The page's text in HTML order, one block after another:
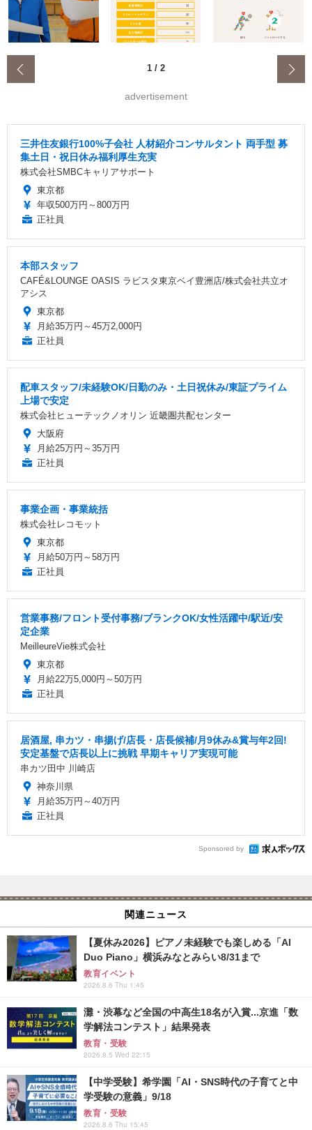
1 / 2
advertisement
三井住友銀行100%子会社 人材紹介コンサルタント 両手型 募
集土日・祝日休み福利厚生充実
株式会社SMBCキャリアサポート
東京都
年収500万円～800万円
正社員
本部スタッフ
CAFÉ&LOUNGE OASIS ラビスタ東京ベイ豊洲店/株式会社共立オ
アシス
東京都
月給35万円～45万2,000円
正社員
配車スタッフ/未経験OK/日勤のみ・土日祝休み/東証プライム
上場で安定
株式会社ヒューテックノオリン 近畿圏共配センター
大阪府
月給25万円～35万円
正社員
事業企画・事業統括
株式会社レコモット
東京都
月給50万円～58万円
正社員
営業事務/フロント受付事務/ブランクOK/女性活躍中/駅近/安
定企業
MeilleureVie株式会社
東京都
月給22万5,000円～50万円
正社員
居酒屋, 串カツ・串揚げ/店長・店長候補/月9休み&賞与年2回!
安定基盤で店長以上に挑戦 早期キャリア実現可能
串カツ田中 川崎店
神奈川県
月給35万円～40万円
正社員
Sponsored by
関連ニュース
【夏休み2026】ピアノ未経験でも楽しめる「AI
Duo Piano」横浜みなとみらい8/31まで
教育イベント
2026.8.6 Thu 1:45
灘・渋幕など全国の中高生18名が入賞...京進「数
学解法コンテスト」結果発表
教育・受験
2026.8.5 Wed 22:15
【中学受験】希学園「AI・SNS時代の子育てと中
学受験の意義」9/18
教育・受験
2026.8.6 Thu 15:45